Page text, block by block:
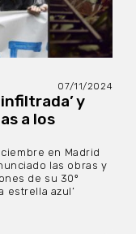
07/11/2024
infiltrada’ y
a los
en Madrid
las obras y
de su 30º
estrella azul’